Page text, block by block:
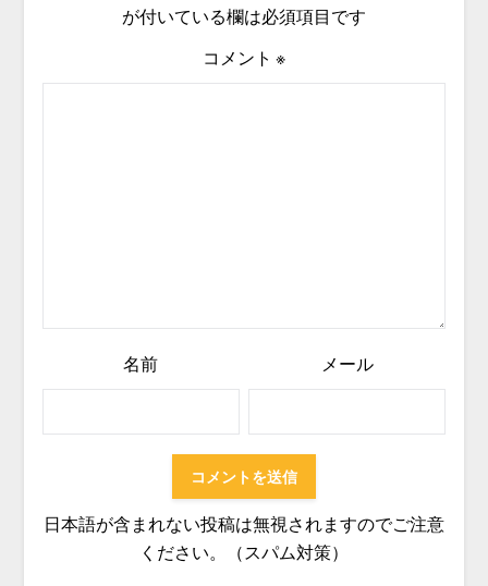
が付いている欄は必須項目です
コメント ※
名前 メール
日本語が含まれない投稿は無視されますのでご注意
ください。（スパム対策）